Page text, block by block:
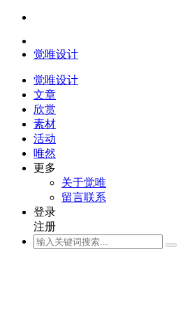
觉唯设计
觉唯设计
文章
欣赏
素材
活动
唯然
更多
关于觉唯
留言联系
登录
注册